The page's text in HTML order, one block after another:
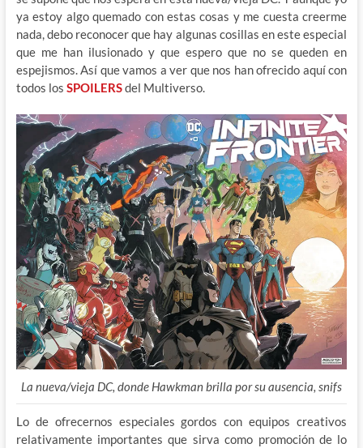
ya estoy algo quemado con estas cosas y me cuesta creerme
nada, debo reconocer que hay algunas cosillas en este especial
que me han ilusionado y que espero que no se queden en
espejismos. Así que vamos a ver que nos han ofrecido aquí con
todos los SPOILERSdel Multiverso.
La nueva/vieja DC, donde Hawkman brilla por su ausencia, snifs
Lo de ofrecernos especiales gordos con equipos creativos
relativamente importantes que sirva como promoción de lo